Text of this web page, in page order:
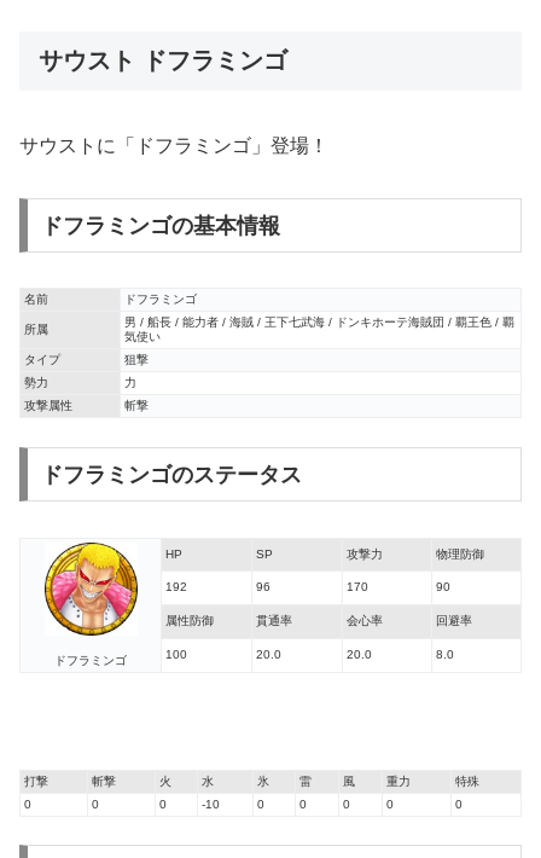
サウスト ドフラミンゴ
サウストに「ドフラミンゴ」登場！
ドフラミンゴの基本情報
名前 ドフラミンゴ
所属
男 / 船長 / 能力者 / 海賊 / 王下七武海 / ドンキホーテ海賊団 / 覇王色 / 覇
気使い
タイプ
狙撃
勢力
力
攻撃属性
斬撃
ドフラミンゴのステータス
ドフラミンゴ
HP SP 攻撃力 物理防御
192 96 170 90
属性防御 貫通率 会心率 回避率
100 20.0 20.0 8.0
打撃 斬撃 火 水 氷 雷 風 重力
特殊
0
0 0 -10 0 0 0 0 0